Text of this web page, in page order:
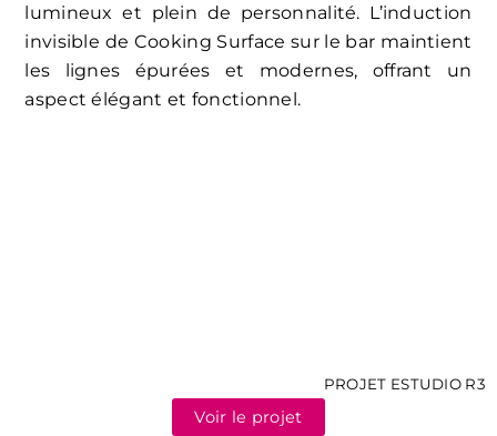
lumineux et plein de personnalité. L’induction
invisible de Cooking Surface sur le bar maintient
les lignes épurées et modernes, offrant un
aspect élégant et fonctionnel.
PROJET ESTUDIO R3
Voir le projet